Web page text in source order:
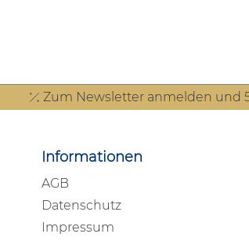
Zum Newsletter anmelden und
Informationen
AGB
Datenschutz
Impressum